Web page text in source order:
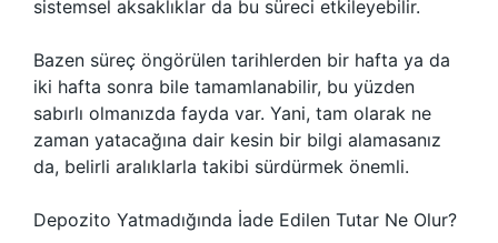
sistemsel aksaklıklar da bu süreci etkileyebilir.
Bazen süreç öngörülen tarihlerden bir hafta ya da
iki hafta sonra bile tamamlanabilir, bu yüzden
sabırlı olmanızda fayda var. Yani, tam olarak ne
zaman yatacağına dair kesin bir bilgi alamasanız
da, belirli aralıklarla takibi sürdürmek önemli.
Depozito Yatmadığında İade Edilen Tutar Ne Olur?